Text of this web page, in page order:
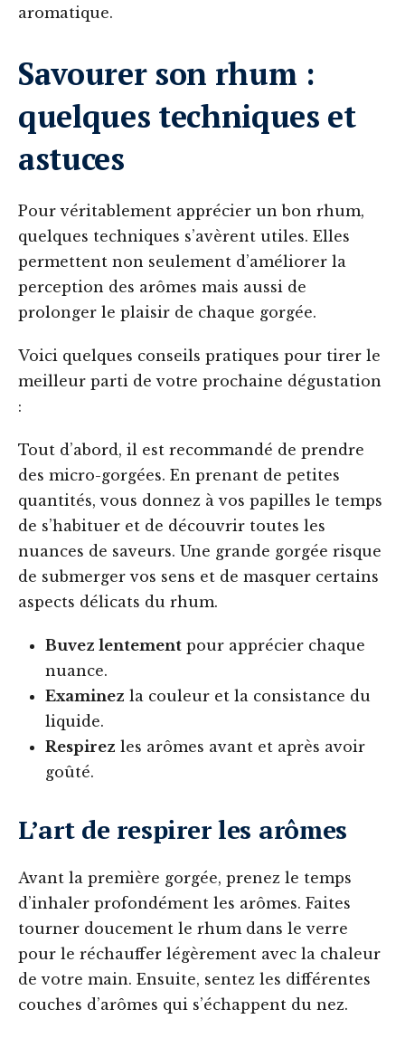
aromatique.
Savourer son rhum :
quelques techniques et
astuces
Pour véritablement apprécier un bon rhum,
quelques techniques s’avèrent utiles. Elles
permettent non seulement d’améliorer la
perception des arômes mais aussi de
prolonger le plaisir de chaque gorgée.
Voici quelques conseils pratiques pour tirer le
meilleur parti de votre prochaine dégustation
:
Tout d’abord, il est recommandé de prendre
des micro-gorgées. En prenant de petites
quantités, vous donnez à vos papilles le temps
de s’habituer et de découvrir toutes les
nuances de saveurs. Une grande gorgée risque
de submerger vos sens et de masquer certains
aspects délicats du rhum.
Buvez lentement pour apprécier chaque
nuance.
Examinez la couleur et la consistance du
liquide.
Respirez les arômes avant et après avoir
goûté.
L’art de respirer les arômes
Avant la première gorgée, prenez le temps
d’inhaler profondément les arômes. Faites
tourner doucement le rhum dans le verre
pour le réchauffer légèrement avec la chaleur
de votre main. Ensuite, sentez les différentes
couches d’arômes qui s’échappent du nez.